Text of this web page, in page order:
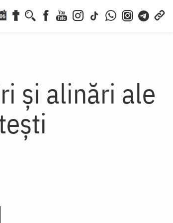
06
și alinări ale